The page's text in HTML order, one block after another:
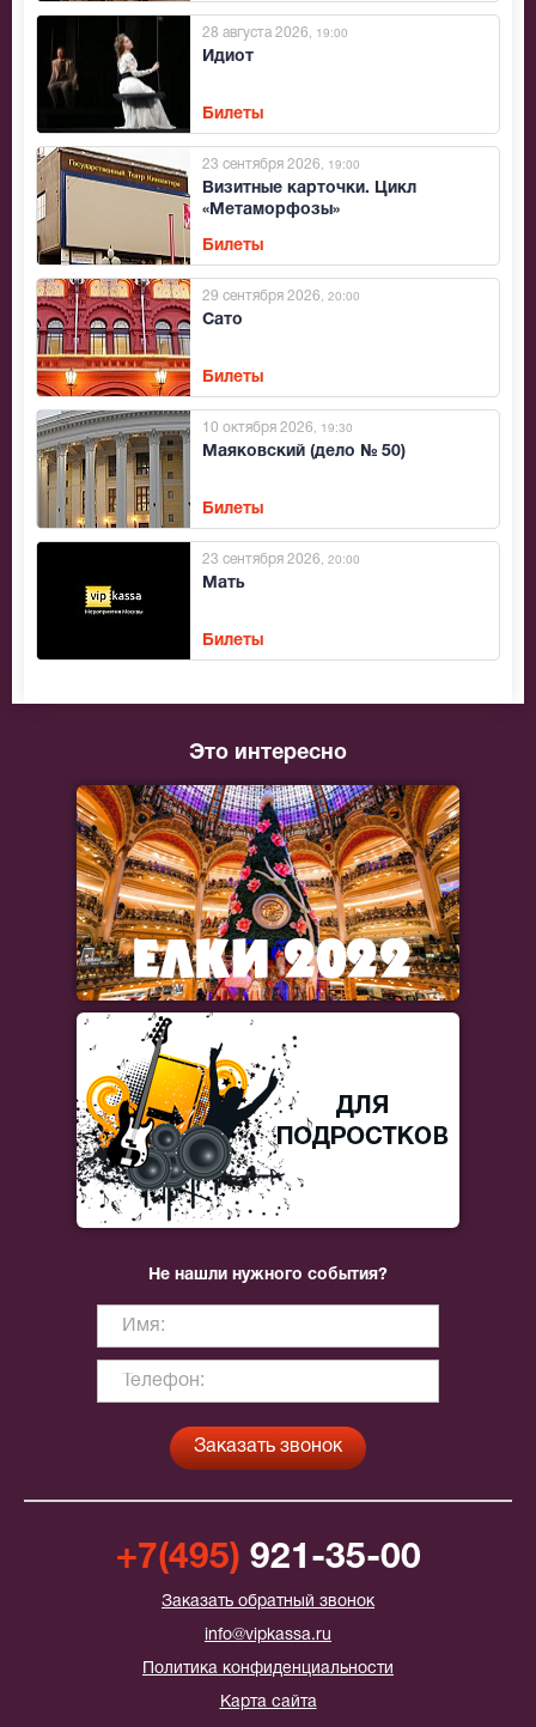
Идиот
28 августа 2026 , 19:00
Билеты
Визитные карточки. Цикл
«Метаморфозы»
23 сентября 2026 , 19:00
Билеты
Сато
29 сентября 2026 , 20:00
Билеты
Маяковский (дело № 50)
10 октября 2026 , 19:30
Билеты
Мать
23 сентября 2026 , 20:00
Билеты
Это интересно
Не нашли нужного события?
+7(495) 921-35-00
Заказать обратный звонок
info@vipkassa.ru
Политика конфиденциальности
Карта сайта